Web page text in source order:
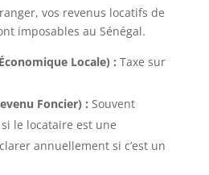
vos revenus locatifs de
imposables au Sénégal.
Locale) : Taxe sur
Foncier) : Souvent
le locataire est une
annuellement si c’est un